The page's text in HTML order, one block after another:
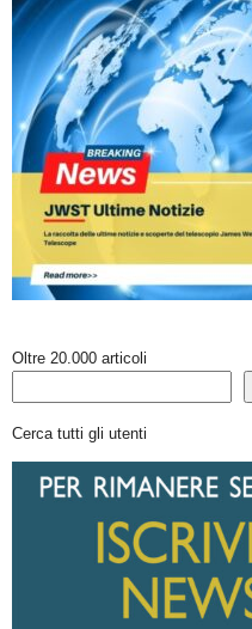
Oltre 20.000 articoli
Cerca tutti gli utenti